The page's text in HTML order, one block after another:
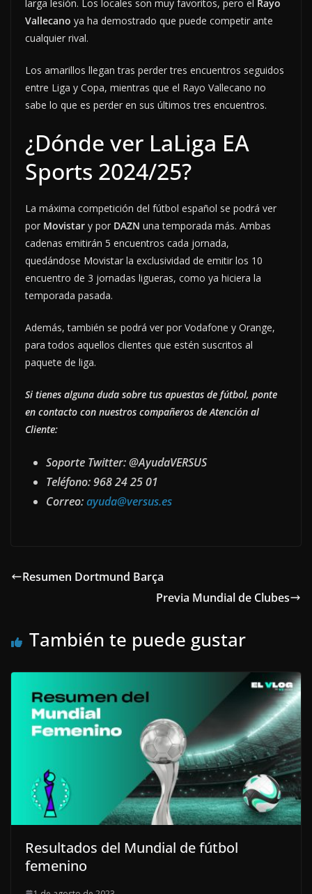
larga lesión. Los locales son muy favoritos, pero el Rayo
Vallecano ya ha demostrado que puede competir ante
cualquier rival.
Los amarillos llegan tras perder tres encuentros seguidos
entre Liga y Copa, mientras que el Rayo Vallecano no
sabe lo que es perder en sus últimos tres encuentros.
¿Dónde ver LaLiga EA
Sports 2024/25?
La máxima competición del fútbol español se podrá ver
por Movistar y por DAZN una temporada más. Ambas
cadenas emitirán 5 encuentros cada jornada,
quedándose Movistar la exclusividad de emitir los 10
encuentro de 3 jornadas ligueras, como ya hiciera la
temporada pasada.
Además, también se podrá ver por Vodafone y Orange,
para todos aquellos clientes que estén suscritos al
paquete de liga.
Si tienes alguna duda sobre tus apuestas de fútbol, ponte
en contacto con nuestros compañeros de Atención al
Cliente:
Soporte Twitter: @AyudaVERSUS
Teléfono: 968 24 25 01
Correo:ayuda@versus.es
Resumen Dortmund Barça
Previa Mundial de Clubes
También te puede gustar
Resultados del Mundial de fútbol
femenino